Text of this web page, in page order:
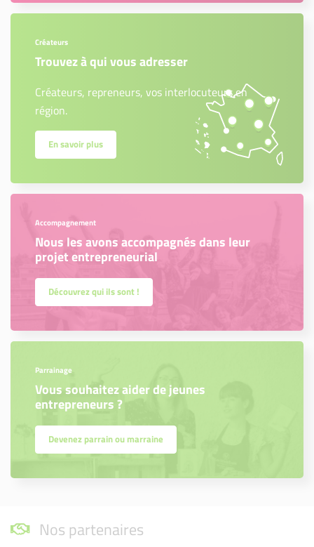
Créateurs
Trouvez à qui vous adresser
Créateurs, repreneurs, vos interlocuteurs en
région.
En savoir plus
Accompagnement
Nous les avons accompagnés dans leur
projet entrepreneurial
Découvrez qui ils sont !
Parrainage
Vous souhaitez aider de jeunes
entrepreneurs ?
Devenez parrain ou marraine
Nos partenaires